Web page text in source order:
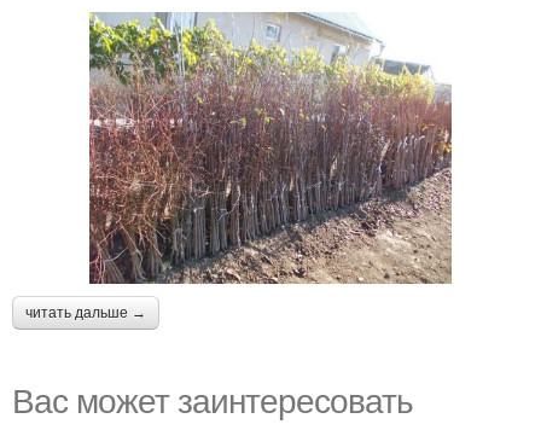
читать дальше →
Вас может заинтересовать